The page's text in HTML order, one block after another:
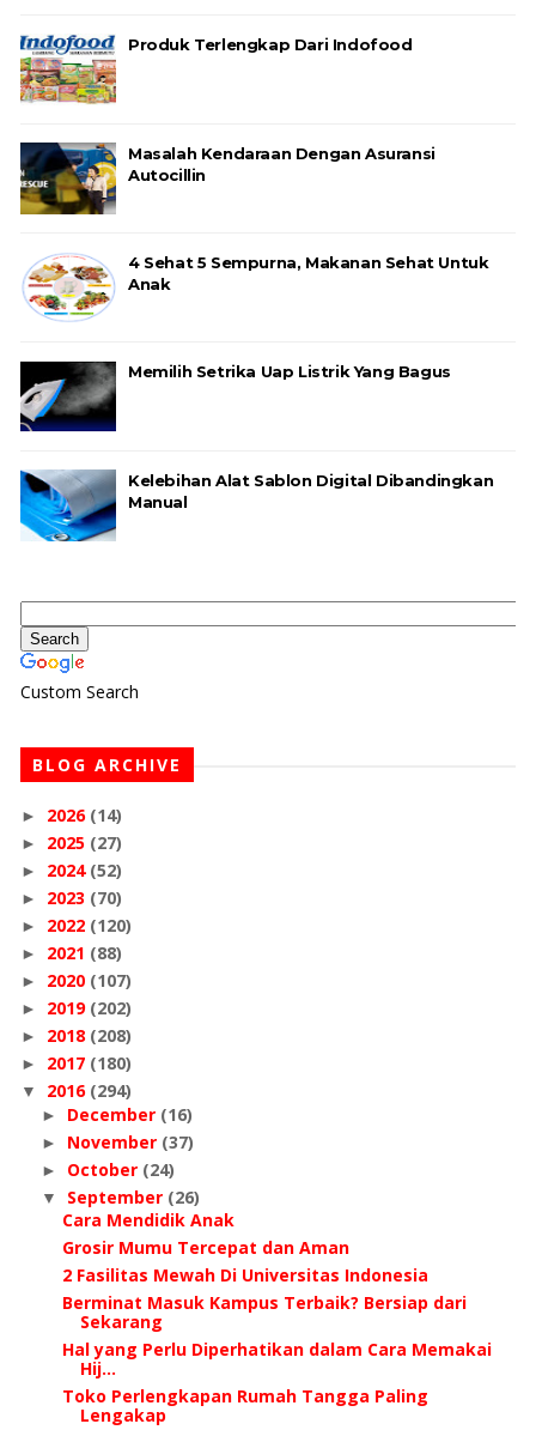
Produk Terlengkap Dari Indofood
Masalah Kendaraan Dengan Asuransi
Autocillin
4 Sehat 5 Sempurna, Makanan Sehat Untuk
Anak
Memilih Setrika Uap Listrik Yang Bagus
Kelebihan Alat Sablon Digital Dibandingkan
Manual
Custom Search
BLOG ARCHIVE
► 2026 (14)
► 2025 (27)
► 2024 (52)
► 2023 (70)
► 2022 (120)
► 2021 (88)
► 2020 (107)
► 2019 (202)
► 2018 (208)
► 2017 (180)
▼ 2016 (294)
► December (16)
► November (37)
► October (24)
▼ September (26)
Cara Mendidik Anak
Grosir Mumu Tercepat dan Aman
2 Fasilitas Mewah Di Universitas Indonesia
Berminat Masuk Kampus Terbaik? Bersiap dari
Sekarang
Hal yang Perlu Diperhatikan dalam Cara Memakai
Hij...
Toko Perlengkapan Rumah Tangga Paling
Lengakap